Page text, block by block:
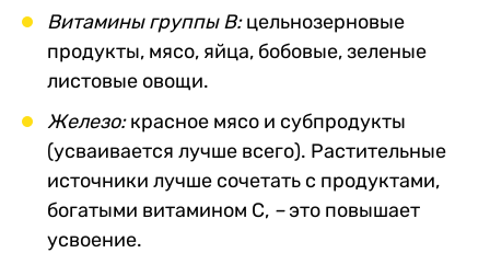
Витамины группы B:цельнозерновые
продукты, мясо, яйца, бобовые, зеленые
листовые овощи.
Железо:красное мясо и субпродукты
(усваивается лучше всего). Растительные
источники лучше сочетать с продуктами,
богатыми витамином C, –это повышает
усвоение.